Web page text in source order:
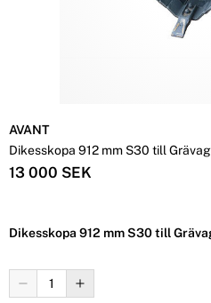
AVANT
Dikesskopa 912 mm S30 till
13 000 SEK
Dikesskopa 912 mm S30 till